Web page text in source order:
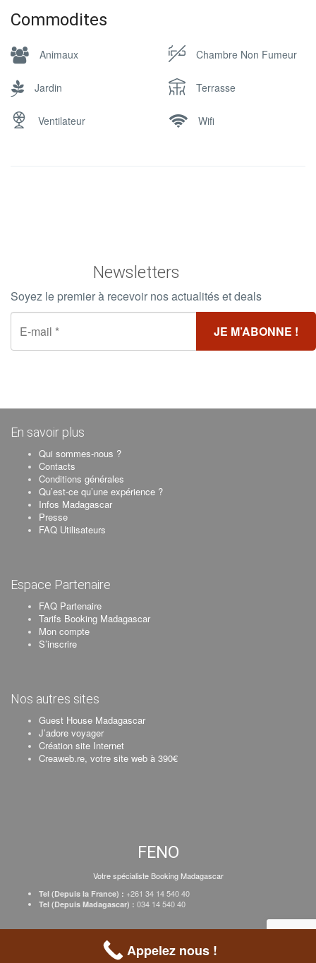
Commodites
Animaux Chambre Non Fumeur
Jardin Terrasse
Ventilateur Wifi
Newsletters
Soyez le premier à recevoir nos actualités et deals
En savoir plus
Qui sommes-nous ?
Contacts
Conditions générales
Qu’est-ce qu’une expérience ?
Infos Madagascar
Presse
FAQ Utilisateurs
Espace Partenaire
FAQ Partenaire
Tarifs Booking Madagascar
Mon compte
S’inscrire
Nos autres sites
Guest House Madagascar
J’adore voyager
Création site Internet
Creaweb.re, votre site web à 390€
FENO
Votre spécialiste Booking Madagascar
Tel (Depuis la France) : +261 34 14 540 40
Tel (Depuis Madagascar) : 034 14 540 40
Inscrire votre établissement
Appelez nous !